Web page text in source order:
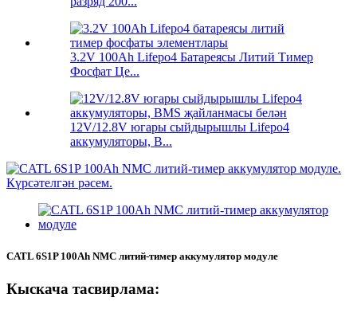
3.2V 100Ah Lifepo4 Батареясы Литий Тимер
Фосфат Це...
12V/12.8V югары сыйдырышлы Lifepo4
аккумуляторы, B...
CATL 6S1P 100Ah NMC литий-тимер аккумулятор модуле
Кыскача тасвирлама: